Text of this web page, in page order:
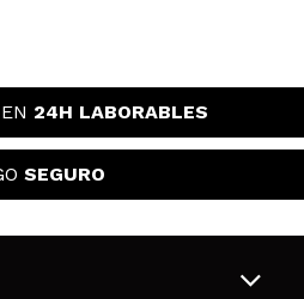
24H LABORABLES
SEGURO